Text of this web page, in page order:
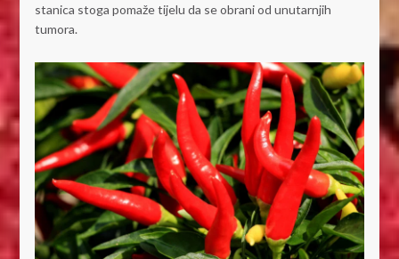
stanica stoga pomaže tijelu da se obrani od unutarnjih
tumora.